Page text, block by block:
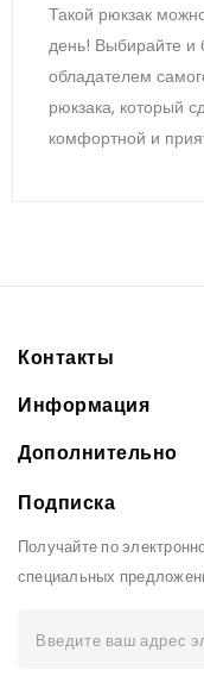
Такой рюкзак
день! Выбирайте и
обладателем
рюкзака, который
комфортной и
Контакты
Информация
Дополнительно
Подписка
Получайте по
специальных